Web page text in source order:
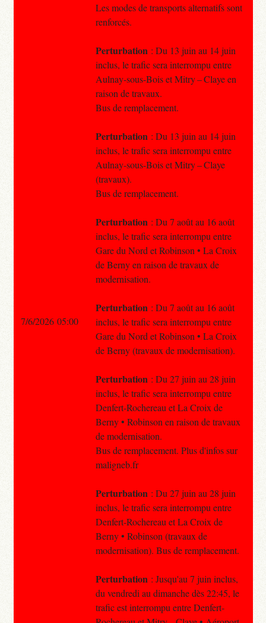
Les modes de transports alternatifs sont
renforcés.
Perturbation : Du 13 juin au 14 juin
inclus, le trafic sera interrompu entre
Aulnay-sous-Bois et Mitry – Claye en
raison de travaux.
Bus de remplacement.
Perturbation : Du 13 juin au 14 juin
inclus, le trafic sera interrompu entre
Aulnay-sous-Bois et Mitry – Claye
(travaux).
Bus de remplacement.
Perturbation : Du 7 août au 16 août
inclus, le trafic sera interrompu entre
Gare du Nord et Robinson • La Croix
de Berny en raison de travaux de
modernisation.
Perturbation : Du 7 août au 16 août
inclus, le trafic sera interrompu entre
Gare du Nord et Robinson • La Croix
de Berny (travaux de modernisation).
Perturbation : Du 27 juin au 28 juin
inclus, le trafic sera interrompu entre
Denfert-Rochereau et La Croix de
Berny • Robinson en raison de travaux
de modernisation.
Bus de remplacement. Plus d'infos sur
maligneb.fr
Perturbation : Du 27 juin au 28 juin
inclus, le trafic sera interrompu entre
Denfert-Rochereau et La Croix de
Berny • Robinson (travaux de
modernisation). Bus de remplacement.
Perturbation : Jusqu'au 7 juin inclus,
du vendredi au dimanche dès 22:45, le
trafic est interrompu entre Denfert-
7/6/2026 05:00